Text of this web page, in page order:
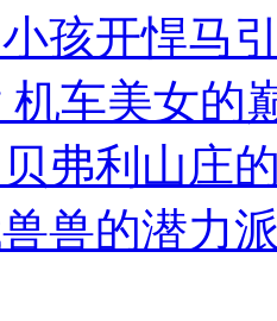
孩开悍马
机车美女的
弗利山庄
兽的潜力